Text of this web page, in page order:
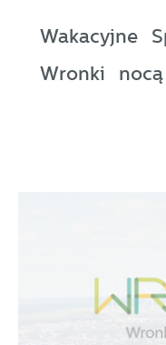
Wakacyjne
Wronki nocą